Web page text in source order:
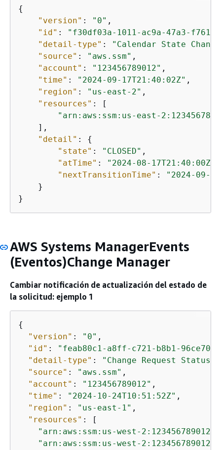
{
"version" : "0" ,
"id" :
"f30df03a-1011-ac9a-47a3-
"detail-type" :
"Calendar State
"source" : "aws.ssm" ,
"account" : "123456789012" ,
"time" : "2024-09-17T21:40:02Z" ,
"region" : "us-east-2" ,
"resources" : [
"arn:aws:ssm:us-east-
    ],
"detail" : {
"state" : "CLOSED" ,
"atTime" : "2024-08-17T21:40:00Z"
"nextTransitionTime" :
"2024-09-
    }
}
AWS Systems ManagerEvents
(Eventos)Change Manager
Cambiar notificación de actualización del estado de
la solicitud: ejemplo 1
{
"version" : "0" ,
"id" :
"feab80c1-a8ff-c721-b8b1-
"detail-type" :
"Change Request Status
"source" : "aws.ssm" ,
"account" : "123456789012" ,
"time" : "2024-10-24T10:51:52Z" ,
"region" : "us-east-1" ,
"resources" : [
"arn:aws:ssm:us-west-
"arn:aws:ssm:us-west-